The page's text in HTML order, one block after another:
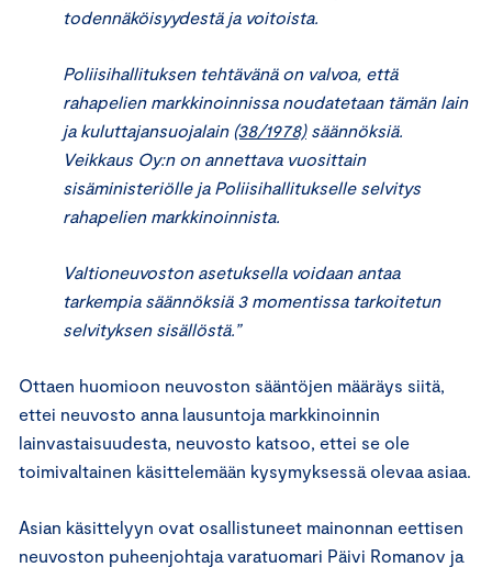
todennäköisyydestä ja voitoista.
Poliisihallituksen tehtävänä on valvoa, että
rahapelien markkinoinnissa noudatetaan tämän lain
ja kuluttajansuojalain (38/1978)säännöksiä.
Veikkaus Oy:n on annettava vuosittain
sisäministeriölle ja Poliisihallitukselle selvitys
rahapelien markkinoinnista.
Valtioneuvoston asetuksella voidaan antaa
tarkempia säännöksiä 3 momentissa tarkoitetun
selvityksen sisällöstä.”
Ottaen huomioon neuvoston sääntöjen määräys siitä,
ettei neuvosto anna lausuntoja markkinoinnin
lainvastaisuudesta, neuvosto katsoo, ettei se ole
toimivaltainen käsittelemään kysymyksessä olevaa asiaa.
Asian käsittelyyn ovat osallistuneet mainonnan eettisen
neuvoston puheenjohtaja varatuomari Päivi Romanov ja